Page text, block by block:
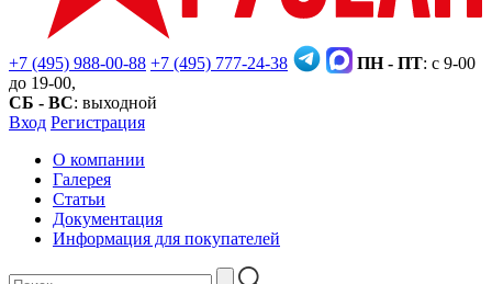
+7 (495) 988-00-88 +7 (495) 777-24-38 ПН - ПТ: с 9-00
до 19-00,
СБ - ВС: выходной
Вход Регистрация
О компании
Галерея
Статьи
Документация
Информация для покупателей